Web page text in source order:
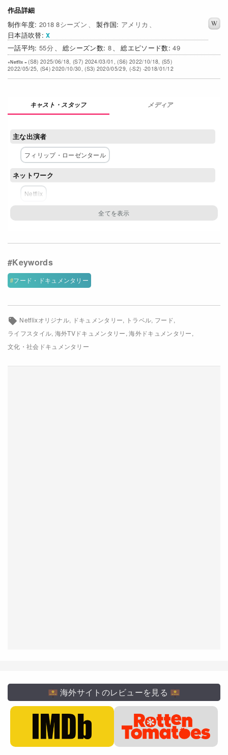
過去の配信終了作品
Get Freaxフォーラム
お問い合わせ
作品詳細
2018 8シーズン
アメリカ
日本語吹替
55
8 49
(S8) 2025/06/18, (S7) 2024/03/01, (S6) 2022/10/18, (S5)
2022/05/25, (S4) 2020/10/30, (S3) 2020/05/29, (-S2) -2018/01/12
メディア
主な出演者
フィリップ・ローゼンタール
ネットワーク
Netflix
フード・ドキュメンタリー
Netflixオリジナル ドキュメンタリー トラベル フード
ライフスタイル 海外TVドキュメンタリー 海外ドキュメンタリー
文化・社会ドキュメンタリー
海外サイトのレビューを見る